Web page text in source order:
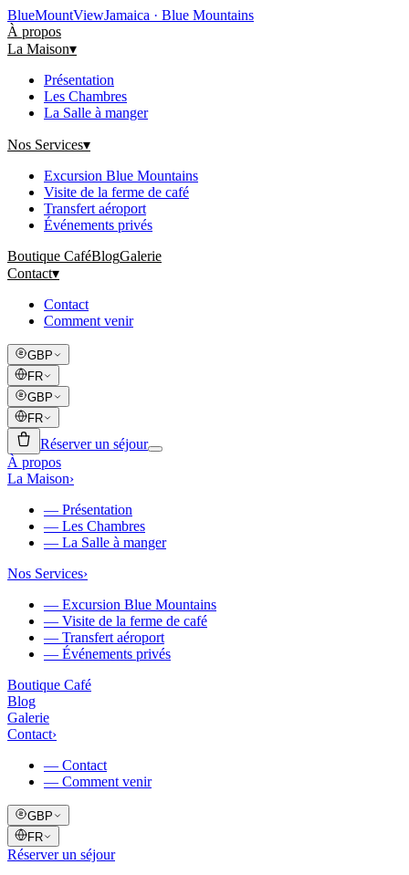
BlueMountViewJamaica · Blue Mountains
À propos
La Maison▾
Présentation
Les Chambres
La Salle à manger
Nos Services▾
Excursion Blue Mountains
Visite de la ferme de café
Transfert aéroport
Événements privés
Boutique CaféBlogGalerie
Contact▾
Contact
Comment venir
GBP
FR
GBP
FR
Réserver un séjour
À propos
La Maison›
— Présentation
— Les Chambres
— La Salle à manger
Nos Services›
— Excursion Blue Mountains
— Visite de la ferme de café
— Transfert aéroport
— Événements privés
Boutique Café
Blog
Galerie
Contact›
— Contact
— Comment venir
GBP
FR
Réserver un séjour